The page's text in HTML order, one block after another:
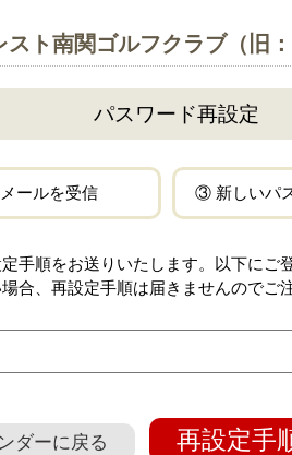
スト南関ゴルフクラブ（旧：
パスワード再設定
ールを受信 ③ 新しいパ
手順をお送りいたします。以下にご
合、再設定手順は届きませんのでご
ダーに戻る 再設定手